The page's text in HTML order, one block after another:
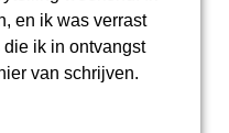
en ik was verrast
ik in ontvangst
van schrijven.